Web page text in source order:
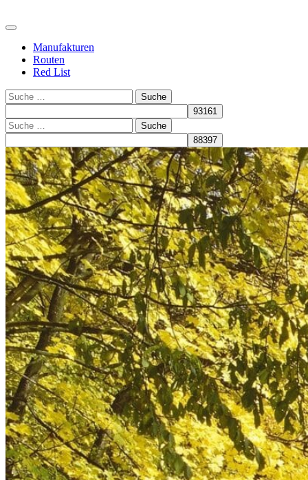
Manufakturen
Routen
Red List
Suche
Suche